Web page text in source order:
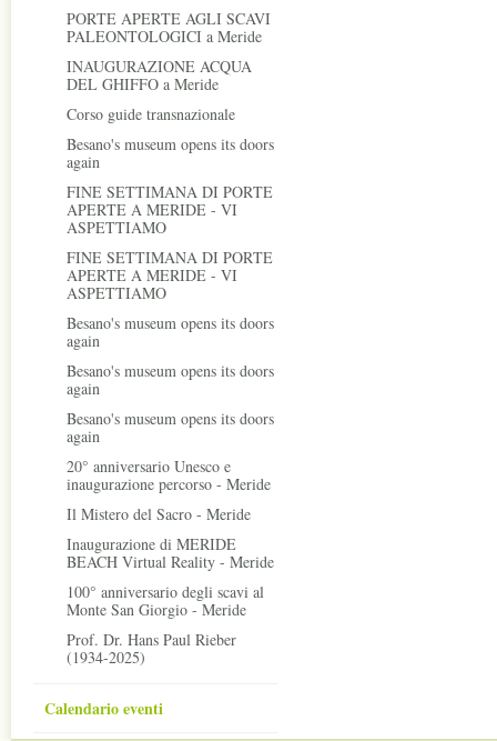
PORTE APERTE AGLI SCAVI
PALEONTOLOGICI a Meride
INAUGURAZIONE ACQUA
DEL GHIFFO a Meride
Corso guide transnazionale
Besano's museum opens its doors
again
FINE SETTIMANA DI PORTE
APERTE A MERIDE - VI
ASPETTIAMO
FINE SETTIMANA DI PORTE
APERTE A MERIDE - VI
ASPETTIAMO
Besano's museum opens its doors
again
Besano's museum opens its doors
again
Besano's museum opens its doors
again
20° anniversario Unesco e
inaugurazione percorso - Meride
Il Mistero del Sacro - Meride
Inaugurazione di MERIDE
BEACH Virtual Reality - Meride
100° anniversario degli scavi al
Monte San Giorgio - Meride
Prof. Dr. Hans Paul Rieber
(1934-2025)
Calendario eventi